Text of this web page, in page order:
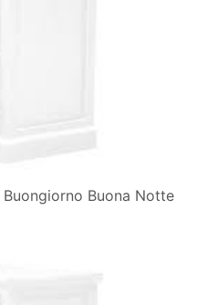
Buongiorno Buona Notte